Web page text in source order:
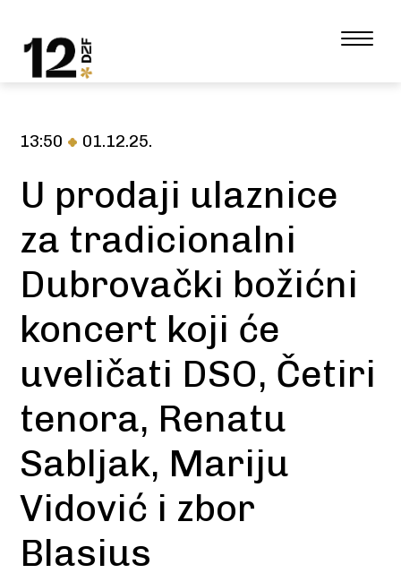
13:50 01.12.25.
U prodaji ulaznice
za tradicionalni
Dubrovački božićni
koncert koji će
uveličati DSO, Četiri
tenora, Renatu
Sabljak, Mariju
Vidović i zbor
Blasius